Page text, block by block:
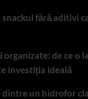
fără aditivi
organizate: de ce o
investiția ideală
un hidrofor